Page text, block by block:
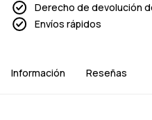
Derecho de devolución
Envíos rápidos
Información Reseñas